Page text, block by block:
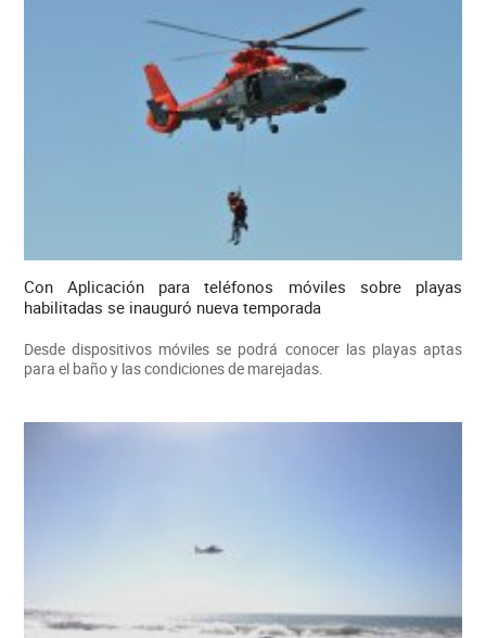
Con Aplicación para teléfonos móviles sobre playas
habilitadas se inauguró nueva temporada
Desde dispositivos móviles se podrá conocer las playas aptas
para el baño y las condiciones de marejadas.